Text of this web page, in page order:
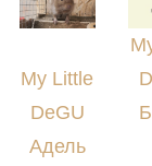
My Little
DeGU
Адель